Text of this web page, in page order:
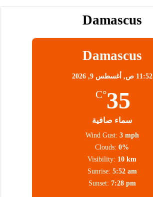
Damascus
Damascus
11:52 ص, أغسطس 9, 2026
35
°C
سماء صافية
Wind Gust: 3 mph
Clouds: 0%
Visibility: 10 km
Sunrise: 5:52 am
Sunset: 7:28 pm